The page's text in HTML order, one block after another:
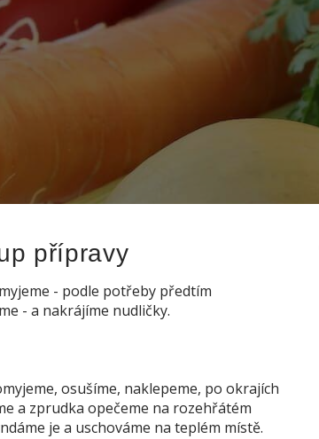
přípravy
- podle potřeby předtím
- a nakrájíme nudličky.
osušíme, naklepeme, po okrajích
a zprudka opečeme na rozehřátém
je a uschováme na teplém místě.